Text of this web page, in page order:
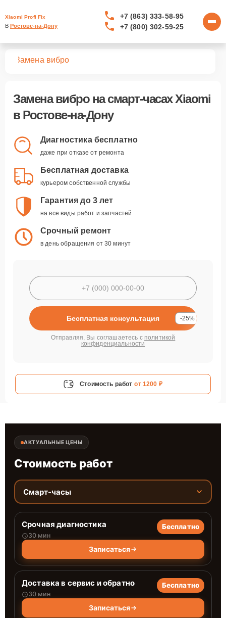
Xiaomi Profi Fix
В Ростове-на-Дону
+7 (863) 333-58-95
+7 (800) 302-59-25
Замена вибро
Замена виброна смарт-часах Xiaomi
в Ростове-на-Дону
Диагностика бесплатно
даже при отказе от ремонта
Бесплатная доставка
курьером собственной службы
Гарантия до 3 лет
на все виды работ и запчастей
Срочный ремонт
в день обращения от 30 минут
Бесплатная консультация -25%
Отправляя, Вы соглашаетесь с политикой
конфиденциальности
Стоимость работ от 1200 ₽
АКТУАЛЬНЫЕ ЦЕНЫ
Стоимость работ
Смарт-часы
Срочная диагностика
30 мин
Бесплатно
Записаться
Доставка в сервис и обратно
30 мин
Бесплатно
Записаться